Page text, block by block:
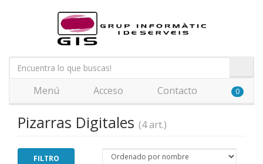
Menú Acceso Contacto 0
Pizarras Digitales (4 art.)
FILTRO